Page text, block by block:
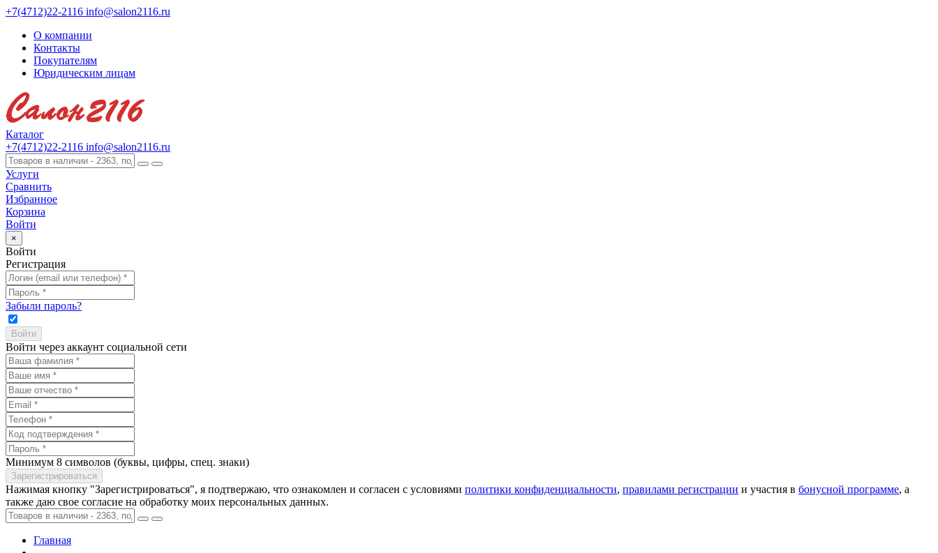
+7(4712)22-2116 info@salon2116.ru
О компании
Контакты
Покупателям
Юридическим лицам
Каталог
+7(4712)22-2116 info@salon2116.ru
Услуги
Сравнить
Избранное
Корзина
Войти
×
Войти
Регистрация
Забыли пароль?
Войти через аккаунт социальной сети
Минимум 8 символов (буквы, цифры, спец. знаки)
Нажимая кнопку "Зарегистрироваться", я подтвержаю, что ознакомлен и согласен с условиями политики конфиденциальности, правилами регистрации и участия в бонусной программе, а
также даю свое согласие на обработку моих персональных данных.
Главная